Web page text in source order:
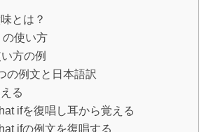
とは？
の使い方
方の例
の例文と日本語訳
る
ifを復唱し耳から覚える
ifの例文を復唱する